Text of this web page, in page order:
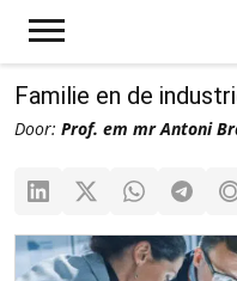
Familie en de
Door: Prof. em mr Antoni